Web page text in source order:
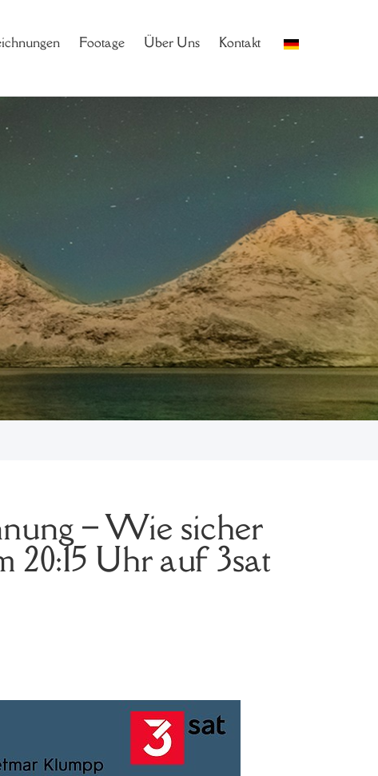
Footage Über Uns Kontakt
– Wie sicher
20:15 Uhr auf 3sat